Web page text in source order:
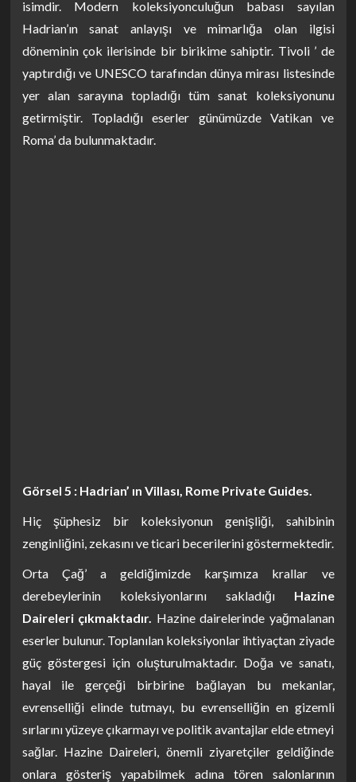
isimdir. Modern koleksiyonculuğun babası sayılan
Hadrian’ın sanat anlayışı ve mimarlığa olan ilgisi
döneminin çok ilerisinde bir birikime sahiptir. Tivoli ’ de
yaptırdığı ve UNESCO tarafından dünya mirası listesinde
yer alan sarayına topladığı tüm sanat koleksiyonunu
getirmiştir. Topladığı eserler günümüzde Vatikan ve
Roma’ da bulunmaktadır.
Görsel 5 : Hadrian’ ın Villası, Rome Private Guides.
Hiç şüphesiz bir koleksiyonun genişliği, sahibinin
zenginliğini, zekasını ve ticari becerilerini göstermektedir.
Orta Çağ’ a geldiğimizde karşımıza krallar ve
derebeylerinin koleksiyonlarını sakladığı Hazine
Daireleri çıkmaktadır. Hazine dairelerinde yağmalanan
eserler bulunur. Toplanılan koleksiyonlar ihtiyaçtan ziyade
güç göstergesi için oluşturulmaktadır. Doğa ve sanatı,
hayal ile gerçeği birbirine bağlayan bu mekanlar,
evrenselliği elinde tutmayı, bu evrenselliğin en gizemli
sırlarını yüzeye çıkarmayı ve politik avantajlar elde etmeyi
sağlar. Hazine Daireleri, önemli ziyaretçiler geldiğinde
onlara gösteriş yapabilmek adına tören salonlarının